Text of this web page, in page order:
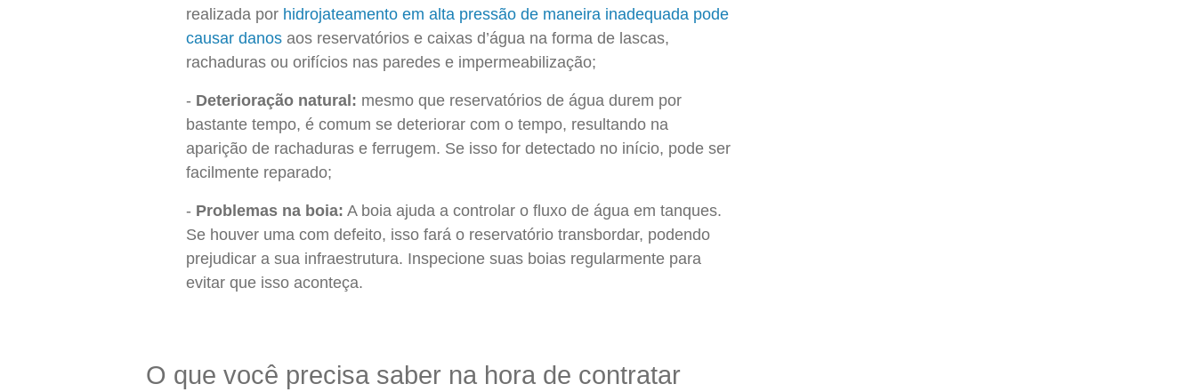
realizada por hidrojateamento em alta pressão de maneira inadequada pode
causar danosaos reservatórios e caixas d’água na forma de lascas,
rachaduras ou orifícios nas paredes e impermeabilização;
Deterioração natural: mesmo que reservatórios de água durem por
bastante tempo, é comum se deteriorar com o tempo, resultando na
aparição de rachaduras e ferrugem. Se isso for detectado no início, pode ser
facilmente reparado;
Problemas na boia: A boia ajuda a controlar o fluxo de água em tanques.
Se houver uma com defeito, isso fará o reservatório transbordar, podendo
prejudicar a sua infraestrutura. Inspecione suas boias regularmente para
evitar que isso aconteça.
O que você precisa saber na hora de contratar